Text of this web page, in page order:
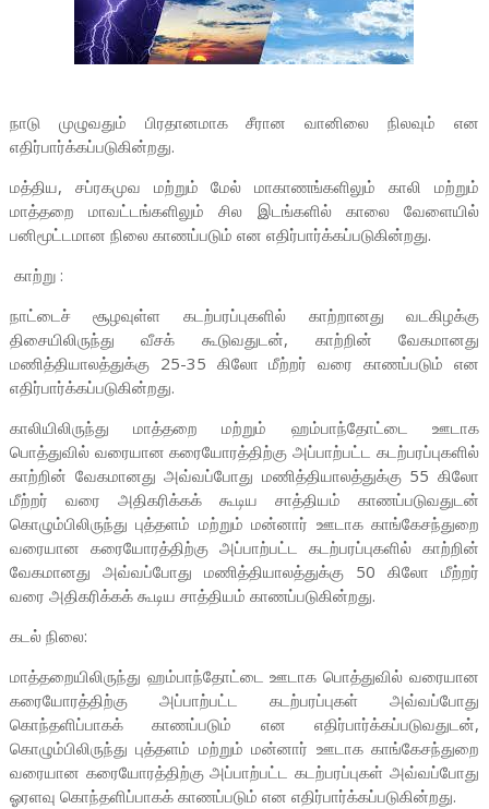
நாடு முழுவதும் பிரதானமாக சீரான வானிலை நிலவும் என
எதிர்பார்க்கப்படுகின்றது.
மத்திய, சப்ரகமுவ மற்றும் மேல் மாகாணங்களிலும் காலி மற்றும்
மாத்தறை மாவட்டங்களிலும் சில இடங்களில் காலை வேளையில்
பனிமூட்டமான நிலை காணப்படும் என எதிர்பார்க்கப்படுகின்றது.
காற்று :
நாட்டைச் சூழவுள்ள கடற்பரப்புகளில் காற்றானது வடகிழக்கு
திசையிலிருந்து வீசக் கூடுவதுடன், காற்றின் வேகமானது
மணித்தியாலத்துக்கு 25-35 கிலோ மீற்றர் வரை காணப்படும் என
எதிர்பார்க்கப்படுகின்றது.
காலியிலிருந்து மாத்தறை மற்றும் ஹம்பாந்தோட்டை ஊடாக
பொத்துவில் வரையான கரையோரத்திற்கு அப்பாற்பட்ட கடற்பரப்புகளில்
காற்றின் வேகமானது அவ்வப்போது மணித்தியாலத்துக்கு 55 கிலோ
மீற்றர் வரை அதிகரிக்கக் கூடிய சாத்தியம் காணப்படுவதுடன்
கொழும்பிலிருந்து புத்தளம் மற்றும் மன்னார் ஊடாக காங்கேசந்துறை
வரையான கரையோரத்திற்கு அப்பாற்பட்ட கடற்பரப்புகளில் காற்றின்
வேகமானது அவ்வப்போது மணித்தியாலத்துக்கு 50 கிலோ மீற்றர்
வரை அதிகரிக்கக் கூடிய சாத்தியம் காணப்படுகின்றது.
கடல் நிலை:
மாத்தறையிலிருந்து ஹம்பாந்தோட்டை ஊடாக பொத்துவில் வரையான
கரையோரத்திற்கு அப்பாற்பட்ட கடற்பரப்புகள் அவ்வப்போது
கொந்தளிப்பாகக் காணப்படும் என எதிர்பார்க்கப்படுவதுடன்,
கொழும்பிலிருந்து புத்தளம் மற்றும் மன்னார் ஊடாக காங்கேசந்துறை
வரையான கரையோரத்திற்கு அப்பாற்பட்ட கடற்பரப்புகள் அவ்வப்போது
ஓரளவு கொந்தளிப்பாகக் காணப்படும் என எதிர்பார்க்கப்படுகின்றது.